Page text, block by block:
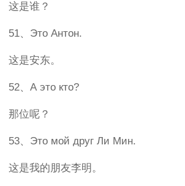
这是谁？
51、Это Антон.
这是安东。
52、А это кто?
那位呢？
53、Это мой друг Ли Мин.
这是我的朋友李明。